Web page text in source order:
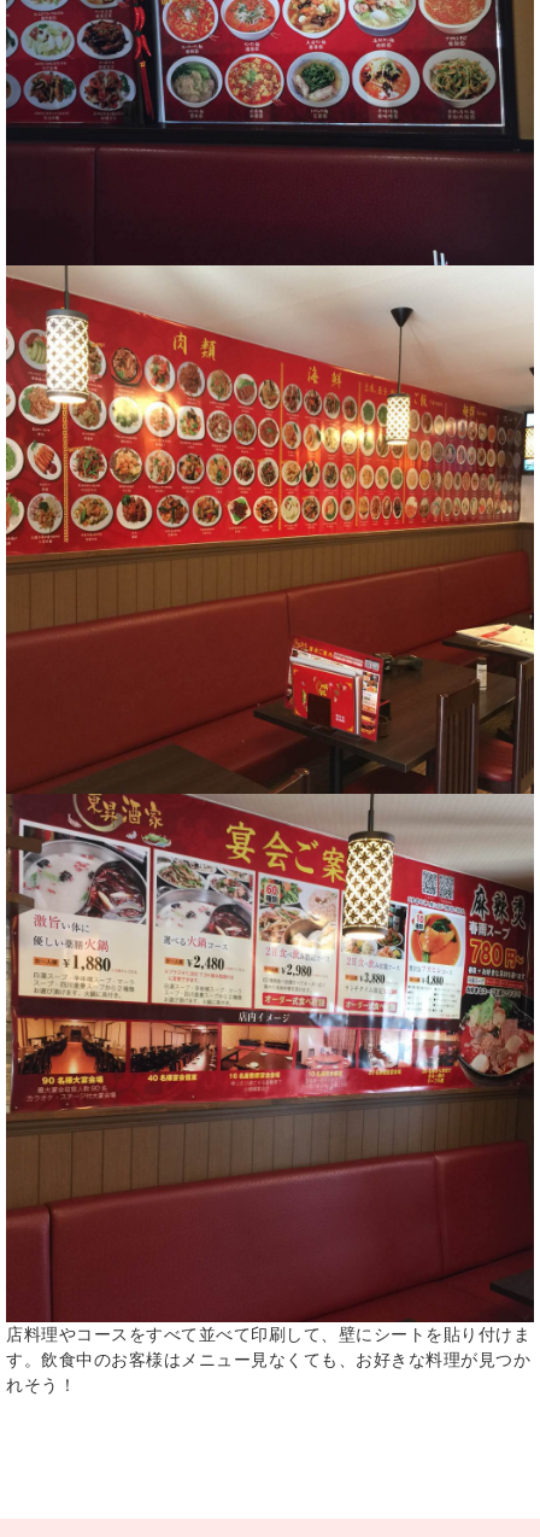
店料理やコースをすべて並べて印刷して、壁にシートを貼り付けま
す。飲食中のお客様はメニュー見なくても、お好きな料理が見つか
れそう！